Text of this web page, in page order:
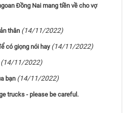
Đồng Nai mang tiền về cho vợ
thân (14/11/2022)
có giọng nói hay (14/11/2022)
(14/11/2022)
bạn (14/11/2022)
trucks - please be careful.